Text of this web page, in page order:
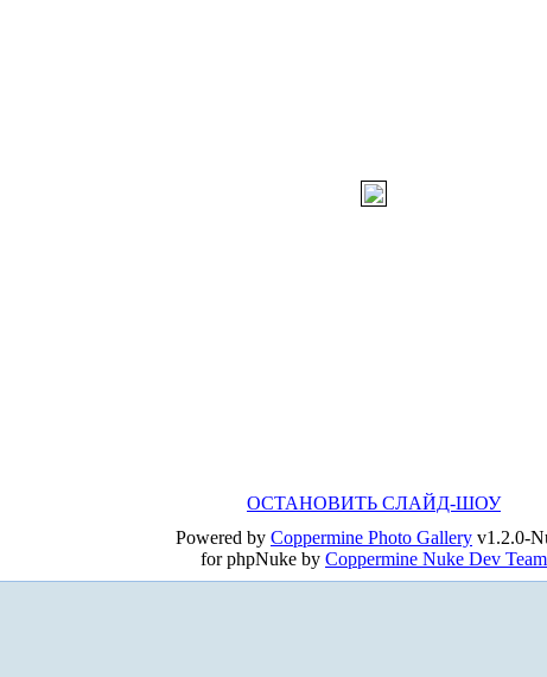
ОСТАНОВИТЬ СЛАЙД-ШОУ
Powered by Coppermine Photo Gallery v1.2.0-
for phpNuke by Coppermine Nuke Dev Team